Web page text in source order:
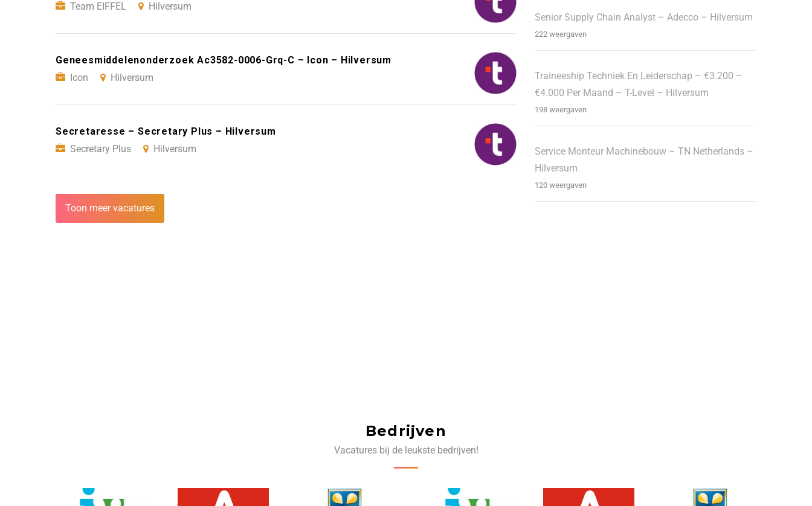
Team EIFFEL
Hilversum
Geneesmiddelenonderzoek Ac3582-0006-Grq-C – Icon – Hilversum
Icon
Hilversum
Secretaresse – Secretary Plus – Hilversum
Secretary Plus
Hilversum
Toon meer vacatures
Senior Supply Chain Analyst – Adecco – Hilversum
222 weergaven
Traineeship Techniek En Leiderschap – €3.200 –
€4.000 Per Maand – T-Level – Hilversum
198 weergaven
Service Monteur Machinebouw – TN Netherlands –
Hilversum
120 weergaven
Bedrijven
Vacatures bij de leukste bedrijven!